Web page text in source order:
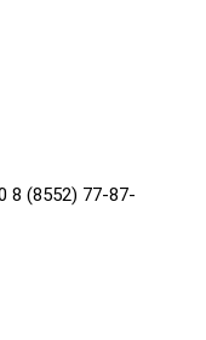
8 (8552) 77-87-